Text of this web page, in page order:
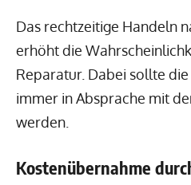
Das rechtzeitige Handeln
erhöht die
Reparatur. Dabei sollte
immer in Absprache mit
werden.
Kostenübernahme